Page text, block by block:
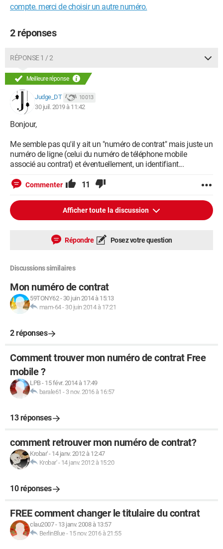
compte. merci de choisir un autre numéro.
2 réponses
RÉPONSE 1 / 2
Meilleure réponse
Judge_DT 10 013
30 juil. 2019 à 11:42
Bonjour,
Me semble pas qu'il y ait un "numéro de contrat" mais juste un
numéro de ligne (celui du numéro de téléphone mobile
associé au contrat) et éventuellement, un identifiant...
Commenter 11
Afficher toute la discussion
Répondre Posez votre question
Discussions similaires
Mon numéro de contrat
59TONY62- 30 juin 2014 à 15:13
mam-64- 30 juin 2014 à 17:21
2 réponses
Comment trouver mon numéro de contrat Free
mobile ?
LPB- 15 févr. 2014 à 17:49
barale61 - 3 nov. 2016 à 16:57
13 réponses
comment retrouver mon numéro de contrat?
Krobar'- 14 janv. 2012 à 12:47
Krobar'- 14 janv. 2012 à 15:20
10 réponses
FREE comment changer le titulaire du contrat
clau2007- 13 janv. 2008 à 13:57
BerlinBlue- 15 nov. 2016 à 21:55